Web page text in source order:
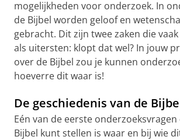
mogelijkheden voor onderzoek. In
de Bijbel worden geloof en
gebracht. Dit zijn twee zaken die
als uitersten: klopt dat wel? In jouw
over de Bijbel zou je kunnen
hoeverre dit waar is!
De geschiedenis van de
Eén van de eerste
Bijbel kunt stellen is waar en bij wie